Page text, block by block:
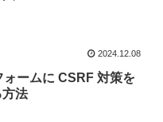
2024.12.08
ォームに CSRF 対策を
法